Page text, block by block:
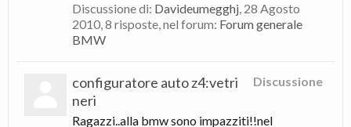
Discussione di: Davideumegghj, 28 Agosto
2010, 8 risposte, nel forum: Forum generale
BMW
Discussione
configuratore auto z4:vetri
neri
Ragazzi..alla bmw sono impazziti!!nel